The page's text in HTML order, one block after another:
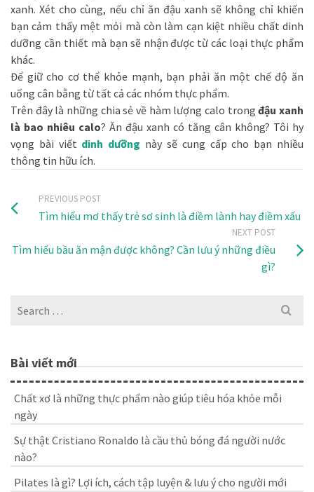
xanh. Xét cho cùng, nếu chỉ ăn đậu xanh sẽ không chỉ khiến
bạn cảm thấy mệt mỏi mà còn làm cạn kiệt nhiều chất dinh
dưỡng cần thiết mà bạn sẽ nhận được từ các loại thực phẩm
khác.
Để giữ cho cơ thể khỏe mạnh, bạn phải ăn một chế độ ăn
uống cân bằng từ tất cả các nhóm thực phẩm.
Trên đây là những chia sẻ về hàm lượng calo trongđậu xanh
là bao nhiêu calo? Ăn đậu xanh có tăng cân không? Tôi hy
vọng bài viết dinh dưỡng này sẽ cung cấp cho bạn nhiều
thông tin hữu ích.
PREVIOUS POST
Tìm hiểu mơ thấy trẻ sơ sinh là điềm lành hay điềm xấu
NEXT POST
Tìm hiểu bầu ăn mận được không? Cần lưu ý những điều
gì?
Search
Bài viết mới
Chất xơ là những thực phẩm nào giúp tiêu hóa khỏe mỗi
ngày
Sự thật Cristiano Ronaldo là cầu thủ bóng đá người nước
nào?
Pilates là gì? Lợi ích, cách tập luyện & lưu ý cho người mới